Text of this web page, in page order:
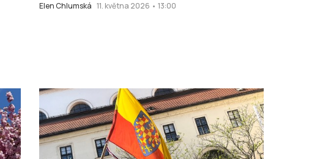
Elen Chlumská 11. května 2026 • 13:00